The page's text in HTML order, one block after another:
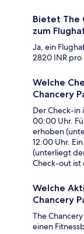
Bietet The
zum
Ja, ein
2820 INR pro
Welche
Chancery
Der Check-in
00:00 Uhr.
erhoben
12:00 Uhr.
(unterliegt
Check-out ist
Welche
Chancery
The
einen